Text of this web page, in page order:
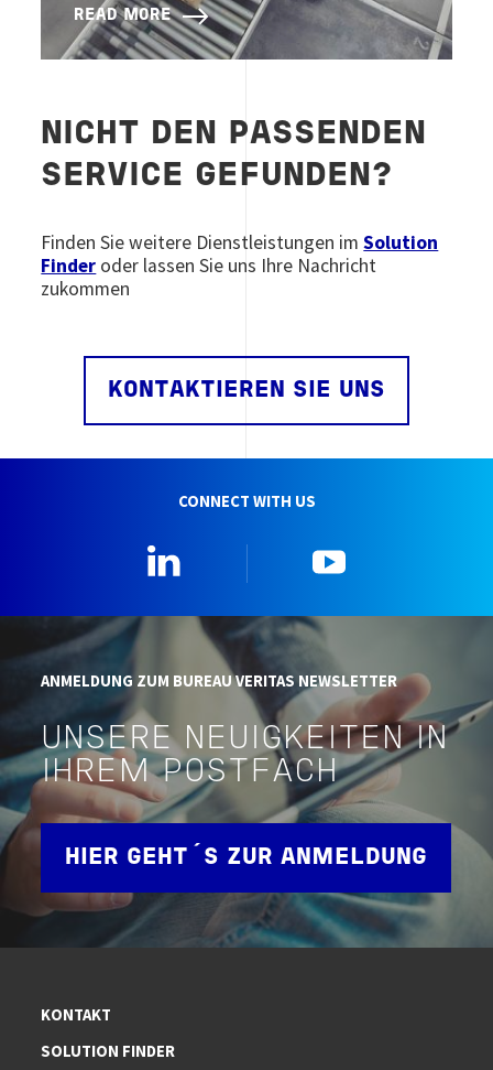
READ MORE
NICHT DEN PASSENDEN
SERVICE GEFUNDEN?
Finden Sie weitere Dienstleistungen imSolution
Finder oder lassen Sie uns Ihre Nachricht
zukommen
KONTAKTIEREN SIE UNS
CONNECT WITH US
ANMELDUNG ZUM BUREAU VERITAS NEWSLETTER
UNSERE NEUIGKEITEN IN
IHREM POSTFACH
HIER GEHT´S ZUR ANMELDUNG
KONTAKT
SOLUTION FINDER